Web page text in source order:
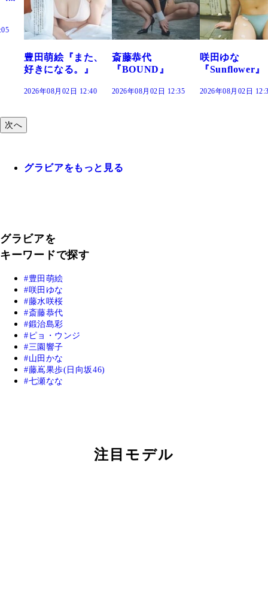
斎藤恭代
『BOUND』
2026年08月02日 12:35
咲田ゆな
『Sunflower』
2026年08月02日 12:30
藤水咲桜『花
だまり』
2026年08月02日
次へ
グラビアをもっと見る
グラビアを
キーワードで探す
豊田萌絵
咲田ゆな
藤水咲桜
斎藤恭代
鍛治島彩
ピョ・ウンジ
三園響子
山田かな
藤嶌果歩(日向坂46)
七瀬なな
注目モデル